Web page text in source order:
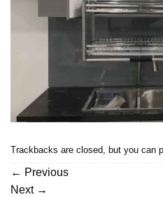
Trackbacks are closed, but you can
← Previous
Next →